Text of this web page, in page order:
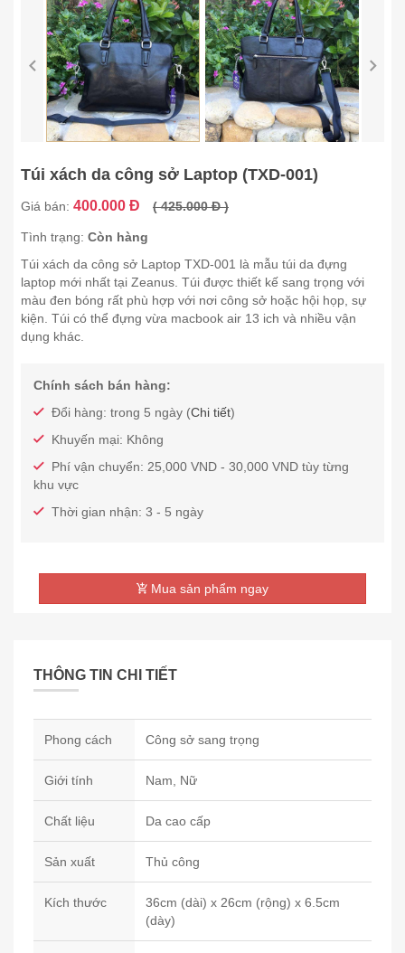
Túi xách da công sở Laptop (TXD-001)
Giá bán: 400.000 Đ ( 425.000 Đ )
Tình trạng: Còn hàng
Túi xách da công sở Laptop TXD-001 là mẫu túi da đựng
laptop mới nhất tại Zeanus. Túi được thiết kế sang trọng với
màu đen bóng rất phù hợp với nơi công sở hoặc hội họp, sự
kiện. Túi có thể đựng vừa macbook air 13 ich và nhiều vận
dụng khác.
Chính sách bán hàng:
Đổi hàng: trong 5 ngày (Chi tiết)
Khuyến mại: Không
Phí vận chuyển: 25,000 VND - 30,000 VND tùy từng
khu vực
Thời gian nhận: 3 - 5 ngày
Mua sản phẩm ngay
THÔNG TIN CHI TIẾT
Phong cách Công sở sang trọng
Giới tính Nam, Nữ
Chất liệu Da cao cấp
Sản xuất Thủ công
Kích thước
36cm (dài) x 26cm (rộng) x 6.5cm
(dày)